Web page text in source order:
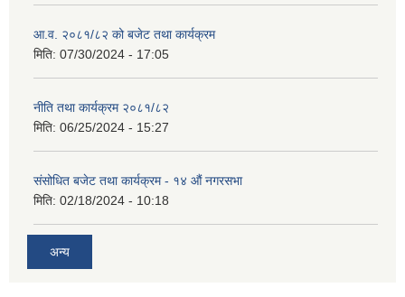
आ.व. २०८१/८२ को बजेट तथा कार्यक्रम
मिति: 07/30/2024 - 17:05
नीति तथा कार्यक्रम २०८१/८२
मिति: 06/25/2024 - 15:27
संसोधित बजेट तथा कार्यक्रम - १४ औं नगरसभा
मिति: 02/18/2024 - 10:18
अन्य